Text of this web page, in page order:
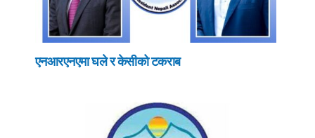
एनआरएनएमा घले र केसीको टकराब